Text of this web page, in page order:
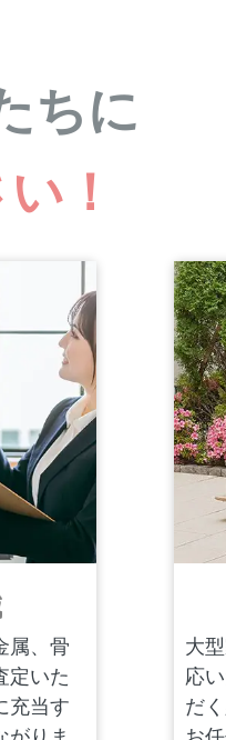
ちに
！
属、骨
定いた
充当す
大
応
だ